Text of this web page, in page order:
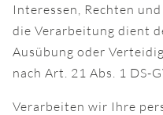
Interessen, Rechten
die Verarbeitung dient
Ausübung oder
nach Art. 21 Abs. 1 DS-
Verarbeiten wir Ihre